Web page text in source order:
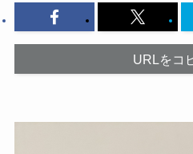
URLをコ